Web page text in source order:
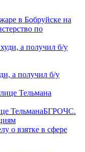
в Бобруйске на
по
а получил б/у
ТельманаБГРОЧС.